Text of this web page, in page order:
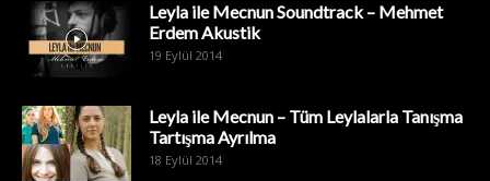
Leyla ile Mecnun Soundtrack – Mehmet
Erdem Akustik
19 Eylül 2014
Leyla ile Mecnun – Tüm Leylalarla Tanışma
Tartışma Ayrılma
18 Eylül 2014